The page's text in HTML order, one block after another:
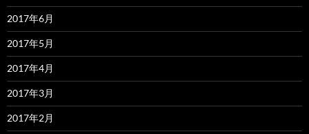
2017年6月
2017年5月
2017年4月
2017年3月
2017年2月